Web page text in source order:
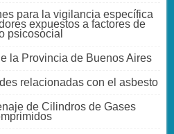
para la vigilancia específica
expuestos a factores de
psicosocial
la Provincia de Buenos Aires
relacionadas con el asbesto
de Cilindros de Gases